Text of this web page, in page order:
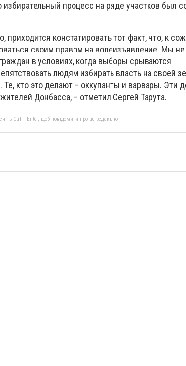
избирательный процесс на ряде участков был
констатировать тот факт, что, к
своим правом на волеизъявление. Мы
в условиях, когда выборы срываются
людям избирать власть на своей
Те, кто это делают – оккупанты и варвары. Эти
Донбасса, – отметил Сергей Тарута.
Ctrl + Enter, щоб повідомити про це редакцію